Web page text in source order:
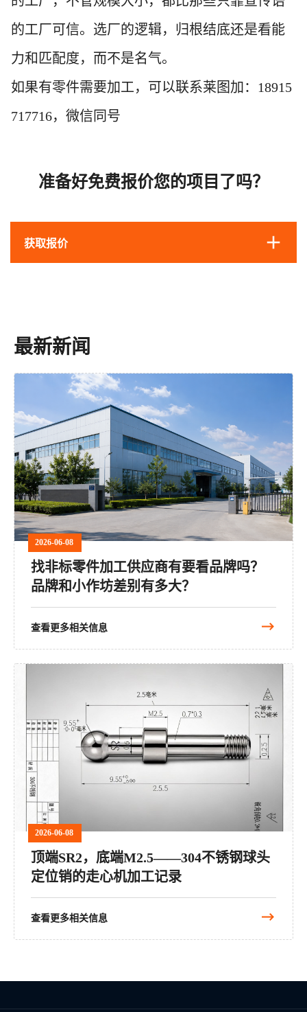
的工厂可信。选厂的逻辑，归根结底还是看能
力和匹配度，而不是名气。
如果有零件需要加工，可以联系莱图加：18915
717716，微信同号
准备好免费报价您的项目了吗？
获取报价
最新新闻
2026-06-08
找非标零件加工供应商有要看品牌吗？
品牌和小作坊差别有多大？
查看更多相关信息
2026-06-08
顶端SR2，底端M2.5——304不锈钢球头
定位销的走心机加工记录
查看更多相关信息